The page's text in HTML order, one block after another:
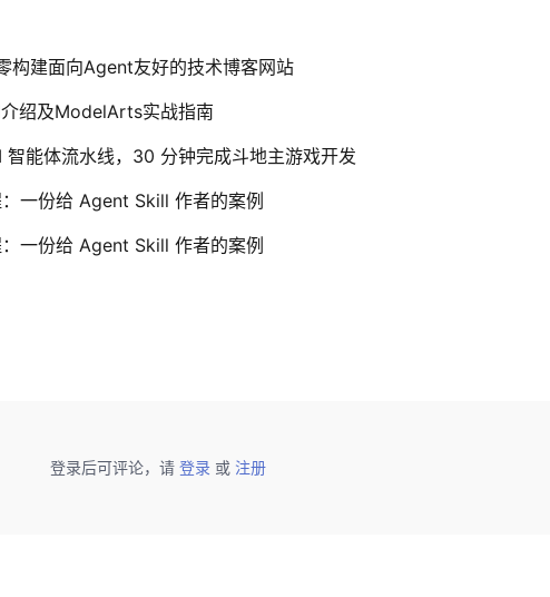
构建面向Agent友好的技术博客网站
绍及ModelArts实战指南
能体流水线，30 分钟完成斗地主游戏开发
一份给 Agent Skill 作者的案例
一份给 Agent Skill 作者的案例
登录后可评论，请 登录 或 注册